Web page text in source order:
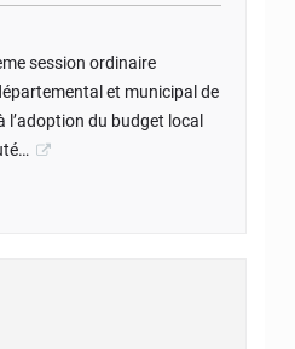
session ordinaire
et municipal de
l’adoption du budget local